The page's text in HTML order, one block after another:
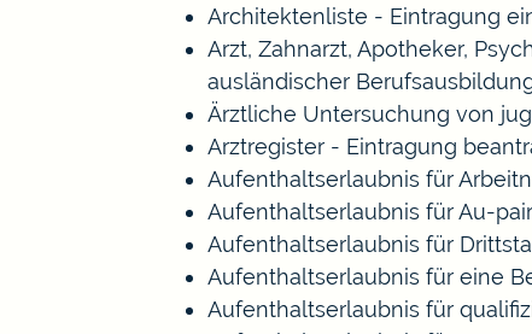
Architektenliste - Eintragung
Arzt, Zahnarzt, Apotheker,
ausländischer
Ärztliche Untersuchung von
Arztregister - Eintragung
Aufenthaltserlaubnis für
Aufenthaltserlaubnis für Au-
Aufenthaltserlaubnis für
Aufenthaltserlaubnis für eine
Aufenthaltserlaubnis für